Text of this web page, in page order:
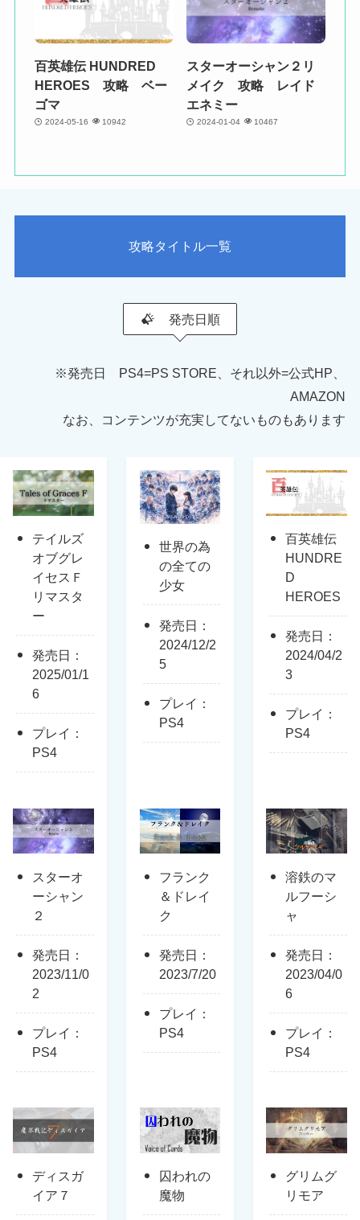
百英雄伝 HUNDRED
HEROES 攻略 ベー
ゴマ
2024-05-16 10942
スターオーシャン２リ
メイク 攻略 レイド
エネミー
2024-01-04 10467
攻略タイトル一覧
発売日順
※発売日 PS4=PS STORE、それ以外=公式HP、
AMAZON
なお、コンテンツが充実してないものもあります
テイルズ
オブグレ
イセスＦ
リマスタ
ー
発売日：
2025/01/1
6
プレイ：
PS4
世界の為
の全ての
少女
発売日：
2024/12/2
5
プレイ：
PS4
百英雄伝
HUNDRE
D
HEROES
発売日：
2024/04/2
3
プレイ：
PS4
スターオ
ーシャン
２
発売日：
2023/11/0
2
プレイ：
PS4
フランク
＆ドレイ
ク
発売日：
2023/7/20
プレイ：
PS4
溶鉄のマ
ルフーシ
ャ
発売日：
2023/04/0
6
プレイ：
PS4
ディスガ
イア７
囚われの
魔物
グリムグ
リモア